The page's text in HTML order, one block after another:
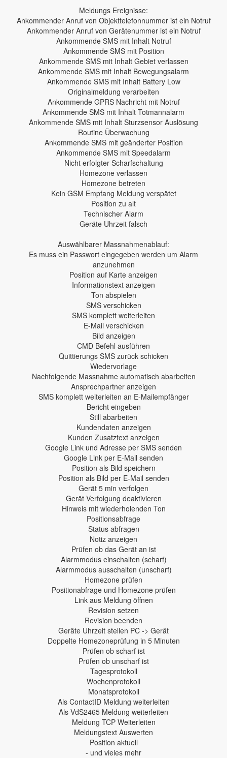
Meldungs Ereignisse:
Ankommender Anruf von Objekttelefonnummer ist ein Notruf
Ankommender Anruf von Gerätenummer ist ein Notruf
Ankommende SMS mit Inhalt Notruf
Ankommende SMS mit Position
Ankommende SMS mit Inhalt Gebiet verlassen
Ankommende SMS mit Inhalt Bewegungsalarm
Ankommende SMS mit Inhalt Battery Low
Originalmeldung verarbeiten
Ankommende GPRS Nachricht mit Notruf
Ankommende SMS mit Inhalt Totmannalarm
Ankommende SMS mit Inhalt Sturzsensor Auslösung
Routine Überwachung
Ankommende SMS mit geänderter Position
Ankommende SMS mit Speedalarm
Nicht erfolgter Scharfschaltung
Homezone verlassen
Homezone betreten
Kein GSM Empfang Meldung verspätet
Position zu alt
Technischer Alarm
Geräte Uhrzeit falsch
Auswählbarer Massnahmenablauf:
Es muss ein Passwort eingegeben werden um Alarm
anzunehmen
Position auf Karte anzeigen
Informationstext anzeigen
Ton abspielen
SMS verschicken
SMS komplett weiterleiten
E-Mail verschicken
Bild anzeigen
CMD Befehl ausführen
Quittierungs SMS zurück schicken
Wiedervorlage
Nachfolgende Massnahme automatisch abarbeiten
Ansprechpartner anzeigen
SMS komplett weiterleiten an E-Mailempfänger
Bericht eingeben
Still abarbeiten
Kundendaten anzeigen
Kunden Zusatztext anzeigen
Google Link und Adresse per SMS senden
Google Link per E-Mail senden
Position als Bild speichern
Position als Bild per E-Mail senden
Gerät 5 min verfolgen
Gerät Verfolgung deaktivieren
Hinweis mit wiederholenden Ton
Positionsabfrage
Status abfragen
Notiz anzeigen
Prüfen ob das Gerät an ist
Alarmmodus einschalten (scharf)
Alarmmodus ausschalten (unscharf)
Homezone prüfen
Positionabfrage und Homezone prüfen
Link aus Meldung öffnen
Revision setzen
Revision beenden
Geräte Uhrzeit stellen PC -> Gerät
Doppelte Homezoneprüfung in 5 Minuten
Prüfen ob scharf ist
Prüfen ob unscharf ist
Tagesprotokoll
Wochenprotokoll
Monatsprotokoll
Als ContactID Meldung weiterleiten
Als VdS2465 Meldung weiterleiten
Meldung TCP Weiterleiten
Meldungstext Auswerten
Position aktuell
- und vieles mehr